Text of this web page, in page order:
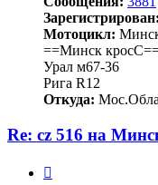
Зарегистрирован:
Мотоцикл:
==Минск
Урал м67-36
Рига R12
Откуда:
Re: cz 516 на